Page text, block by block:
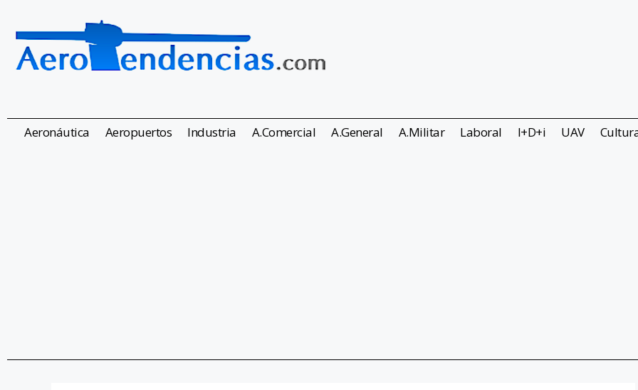
Aeronáutica Aeropuertos Industria A.Comercial A.General A.Militar Laboral I+D+i UAV